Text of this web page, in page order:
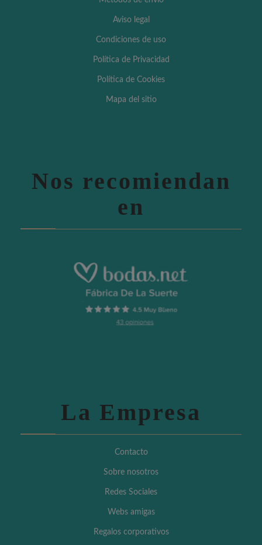
Aviso legal
Condiciones de uso
Política de Privacidad
Política de Cookies
Mapa del sitio
Nos recomiendan
en
La Empresa
Contacto
Sobre nosotros
Redes Sociales
Webs amigas
Regalos corporativos